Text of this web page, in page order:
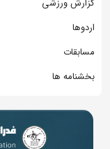
گزارش ورزشی
اردوها
مسابقات
بخشنامه ها